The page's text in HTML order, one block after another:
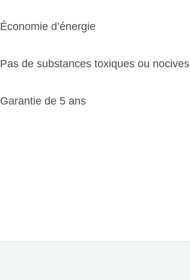
Économie d’énergie
Pas de substances toxiques ou nocives
Garantie de 5 ans